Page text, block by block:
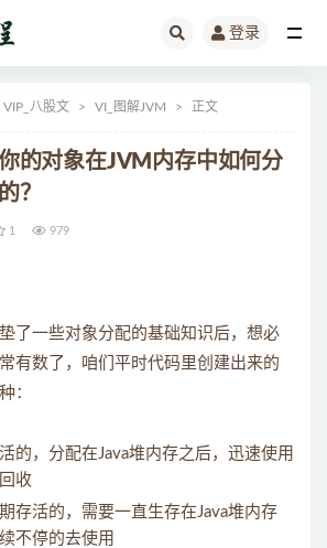
登录
VIP_八股文 VI_图解JVM 正文
的对象在JVM内存中如何分
？
1 979
了一些对象分配的基础知识后，想必
有数了，咱们平时代码里创建出来的
：
的，分配在Java堆内存之后，迅速使用
收
存活的，需要一直生存在Java堆内存
不停的去使用